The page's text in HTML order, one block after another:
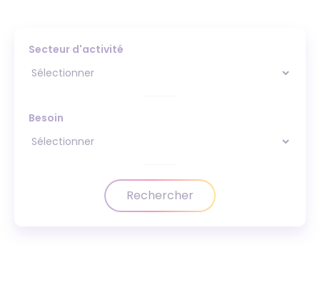
Secteur d'activité
Besoin
Rechercher